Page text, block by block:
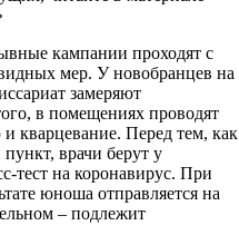
кампании проходят с
мер. У новобранцев на
замеряют
в помещениях проводят
кварцевание. Перед тем, как
врачи берут у
тест на коронавирус. При
юноша отправляется на
– подлежит